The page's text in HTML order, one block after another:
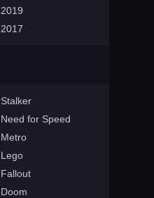
2019
2017
Stalker
Need for Speed
Metro
Lego
Fallout
Doom